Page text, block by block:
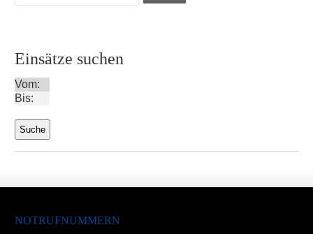
Einsätze suchen
Vom:
Bis:
NOTRUFNUMMERN